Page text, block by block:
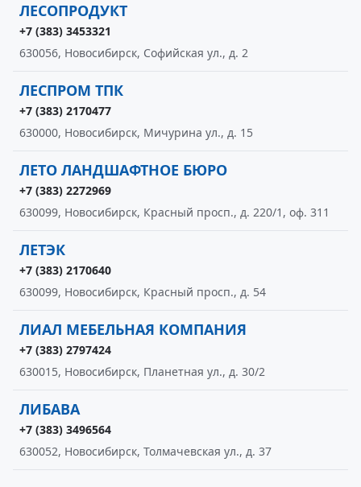
ЛЕСОПРОДУКТ
+7 (383) 3453321
630056, Новосибирск, Софийская ул., д. 2
ЛЕСПРОМ ТПК
+7 (383) 2170477
630000, Новосибирск, Мичурина ул., д. 15
ЛЕТО ЛАНДШАФТНОЕ БЮРО
+7 (383) 2272969
630099, Новосибирск, Красный просп., д. 220/1, оф. 311
ЛЕТЭК
+7 (383) 2170640
630099, Новосибирск, Красный просп., д. 54
ЛИАЛ МЕБЕЛЬНАЯ КОМПАНИЯ
+7 (383) 2797424
630015, Новосибирск, Планетная ул., д. 30/2
ЛИБАВА
+7 (383) 3496564
630052, Новосибирск, Толмачевская ул., д. 37